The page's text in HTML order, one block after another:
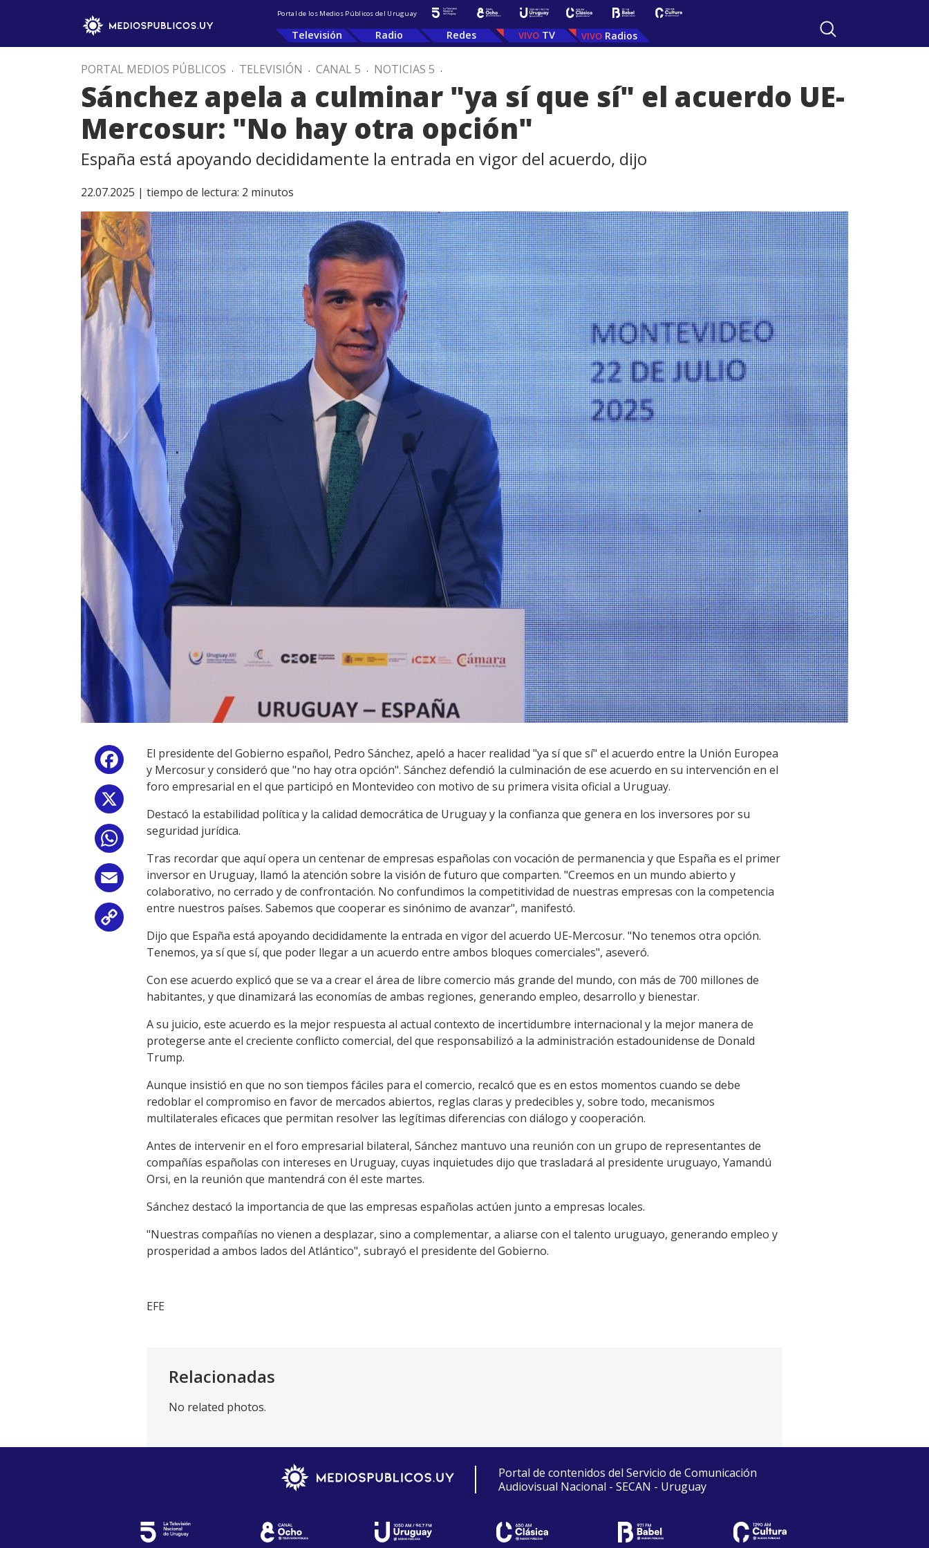
Portal de los Medios Públicos del Uruguay
Televisión Radio Redes TV Radios
PORTAL MEDIOS PÚBLICOS . TELEVISIÓN . CANAL 5 . NOTICIAS 5 .
Sánchez apela a culminar "ya sí que sí" el acuerdo UE-
Mercosur: "No hay otra opción"
España está apoyando decididamente la entrada en vigor del acuerdo, dijo
22.07.2025 | tiempo de lectura: 2 minutos
Facebook
WhatsApp
Email
Link
El presidente del Gobierno español, Pedro Sánchez, apeló a hacer realidad "ya sí que sí" el acuerdo entre la Unión Europea
y Mercosur y consideró que "no hay otra opción". Sánchez defendió la culminación de ese acuerdo en su intervención en el
foro empresarial en el que participó en Montevideo con motivo de su primera visita oficial a Uruguay.
Destacó la estabilidad política y la calidad democrática de Uruguay y la confianza que genera en los inversores por su
seguridad jurídica.
Tras recordar que aquí opera un centenar de empresas españolas con vocación de permanencia y que España es el primer
inversor en Uruguay, llamó la atención sobre la visión de futuro que comparten. "Creemos en un mundo abierto y
colaborativo, no cerrado y de confrontación. No confundimos la competitividad de nuestras empresas con la competencia
entre nuestros países. Sabemos que cooperar es sinónimo de avanzar", manifestó.
Dijo que España está apoyando decididamente la entrada en vigor del acuerdo UE-Mercosur. "No tenemos otra opción.
Tenemos, ya sí que sí, que poder llegar a un acuerdo entre ambos bloques comerciales", aseveró.
Con ese acuerdo explicó que se va a crear el área de libre comercio más grande del mundo, con más de 700 millones de
habitantes, y que dinamizará las economías de ambas regiones, generando empleo, desarrollo y bienestar.
A su juicio, este acuerdo es la mejor respuesta al actual contexto de incertidumbre internacional y la mejor manera de
protegerse ante el creciente conflicto comercial, del que responsabilizó a la administración estadounidense de Donald
Trump.
Aunque insistió en que no son tiempos fáciles para el comercio, recalcó que es en estos momentos cuando se debe
redoblar el compromiso en favor de mercados abiertos, reglas claras y predecibles y, sobre todo, mecanismos
multilaterales eficaces que permitan resolver las legítimas diferencias con diálogo y cooperación.
Antes de intervenir en el foro empresarial bilateral, Sánchez mantuvo una reunión con un grupo de representantes de
compañías españolas con intereses en Uruguay, cuyas inquietudes dijo que trasladará al presidente uruguayo, Yamandú
Orsi, en la reunión que mantendrá con él este martes.
Sánchez destacó la importancia de que las empresas españolas actúen junto a empresas locales.
"Nuestras compañías no vienen a desplazar, sino a complementar, a aliarse con el talento uruguayo, generando empleo y
prosperidad a ambos lados del Atlántico", subrayó el presidente del Gobierno.
EFE
Relacionadas
No related photos.
Portal de contenidos del Servicio de Comunicación
Audiovisual Nacional - SECAN - Uruguay